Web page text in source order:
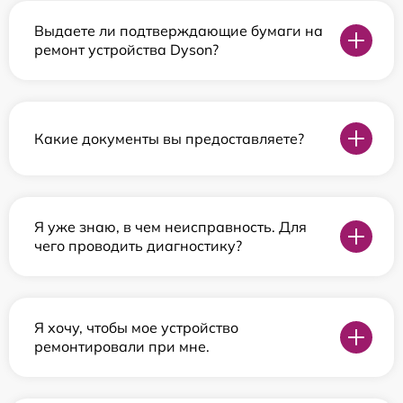
Выдаете ли подтверждающие бумаги на
ремонт устройства Dyson?
Какие документы вы предоставляете?
Я уже знаю, в чем неисправность. Для
чего проводить диагностику?
Я хочу, чтобы мое устройство
ремонтировали при мне.